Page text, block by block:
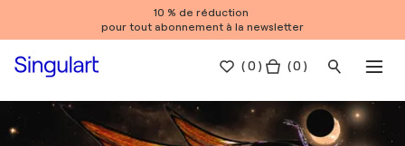
10 % de réduction
pour tout abonnement à la newsletter
(0 ) ( 0 )